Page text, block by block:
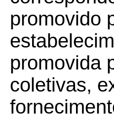
promovido
promovida
coletivas,